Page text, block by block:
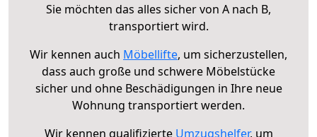
Sie möchten das alles sicher von A nach B,
transportiert wird.
Wir kennen auch Möbellifte, um sicherzustellen,
dass auch große und schwere Möbelstücke
sicher und ohne Beschädigungen in Ihre neue
Wohnung transportiert werden.
Wir kennen qualifizierte Umzugshelfer, um